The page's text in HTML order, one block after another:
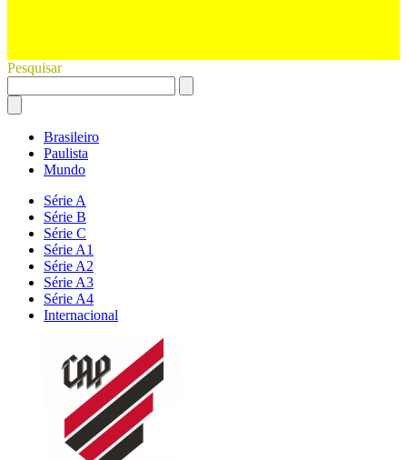
Pesquisar
Brasileiro
Paulista
Mundo
Série A
Série B
Série C
Série A1
Série A2
Série A3
Série A4
Internacional